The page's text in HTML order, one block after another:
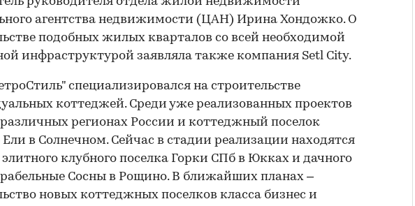
агентства недвижимости (ЦАН) Ирина Хондожко. О
подобных жилых кварталов со всей необходимой
инфраструктурой заявляла также компания Setl City.
специализировался на строительстве
коттеджей. Среди уже реализованных проектов
регионах России и коттеджный поселок
в Солнечном. Сейчас в стадии реализации находятся
клубного поселка Горки СПб в Юкках и дачного
Сосны в Рощино. В ближайших планах –
новых коттеджных поселков класса бизнес и